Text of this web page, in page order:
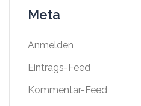
Meta
Anmelden
Eintrags-Feed
Kommentar-Feed